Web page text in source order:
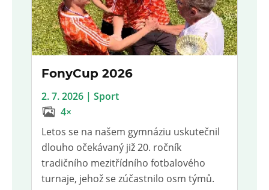
FonyCup 2026
2. 7. 2026 | Sport
4×
Letos se na našem gymnáziu uskutečnil
dlouho očekávaný již 20. ročník
tradičního mezitřídního fotbalového
turnaje, jehož se zúčastnilo osm týmů.